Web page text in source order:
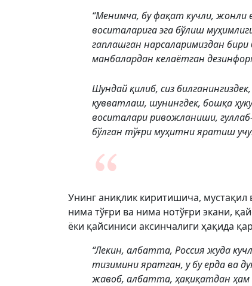
“Менимча, бу фақат кучли, жонли
воситаларига эга бўлиш
гаплашган нарсаларимиздан бири
манбалардан келаётган
Шундай қилиб, сиз
қувватлаш, шунингдек, бошқа
воситалари ривожланиши,
бўлган тўғри муҳитни яратиш
Унинг аниқлик киритишича,
нима тўғри ва нима нотўғри экани,
ёки қайсиниси аксинчалиги ҳақида
“Лекин, албатта, Россия жуда
тизимини яратган, у бу ерда ва
жавоб, албатта, ҳақиқатдан ҳам